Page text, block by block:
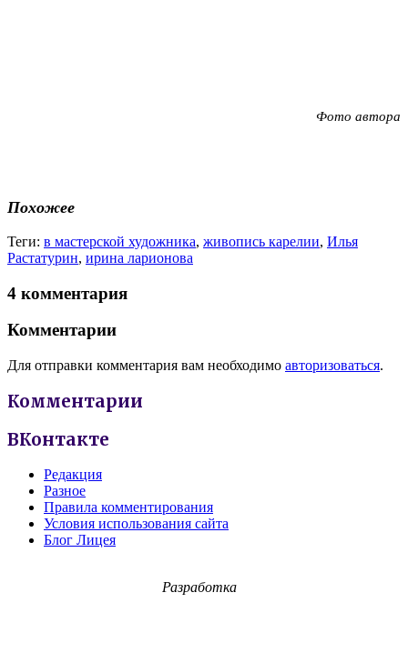
Фото автора
Похожее
Теги: в мастерской художника, живопись карелии, Илья
Растатурин, ирина ларионова
4 комментария
Комментарии
Для отправки комментария вам необходимо авторизоваться.
Комментарии
ВКонтакте
Редакция
Разное
Правила комментирования
Условия использования сайта
Блог Лицея
Разработка